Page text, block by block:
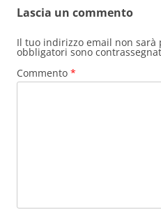
Lascia un commento
Il tuo indirizzo email non sarà
obbligatori sono
Commento *